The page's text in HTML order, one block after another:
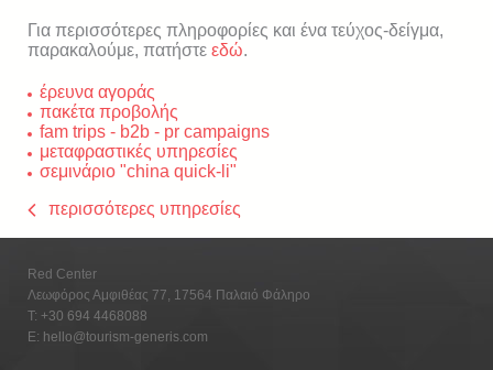
Για περισσότερες πληροφορίες και ένα τεύχος-δείγμα,
παρακαλούμε, πατήστε εδώ.
έρευνα αγοράς
πακέτα προβολής
fam trips - b2b - pr campaigns
μεταφραστικές υπηρεσίες
σεμινάριο "china quick-li"
περισσότερες υπηρεσίες
Red Center
Λεωφόρος Αμφιθέας 77, 17564 Παλαιό Φάληρο
T: +30 694 4468088
E: hello@tourism-generis.com